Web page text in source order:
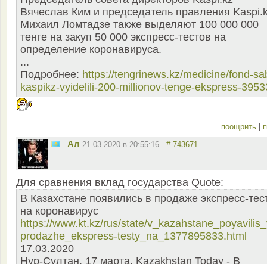
Вячеслав Ким и председатель правления
Михаил Ломтадзе также выделяют 100 000 000
тенге на закуп 50 000 экспресс-тестов на
определение коронавируса.
...
Подробнее: https://tengrinews.kz/medicine/fond-
kaspikz-vyidelili-200-millionov-tenge-ekspress-
поощрить
Ал 21.03.2020 в 20:55:16 # 743671
Для сравнения вклад государства Quote:
В Казахстане появились в продаже экспресс-
на коронавирус
https://www.kt.kz/rus/state/
prodazhe_ekspress-testy_na_1377895833.html
17.03.2020
Нур-Султан. 17 марта. Kazakhstan Today - В